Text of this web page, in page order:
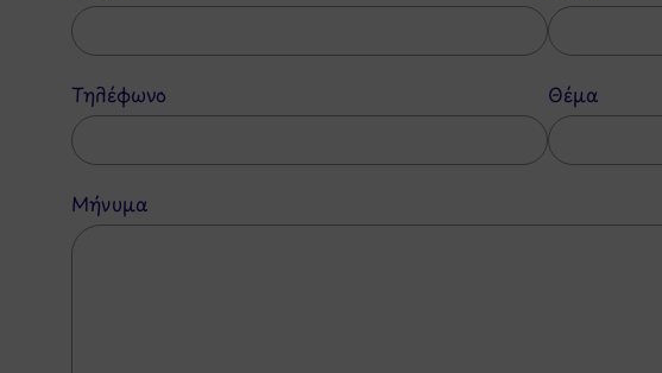
Τηλέφωνο Θέμα
Μήνυμα